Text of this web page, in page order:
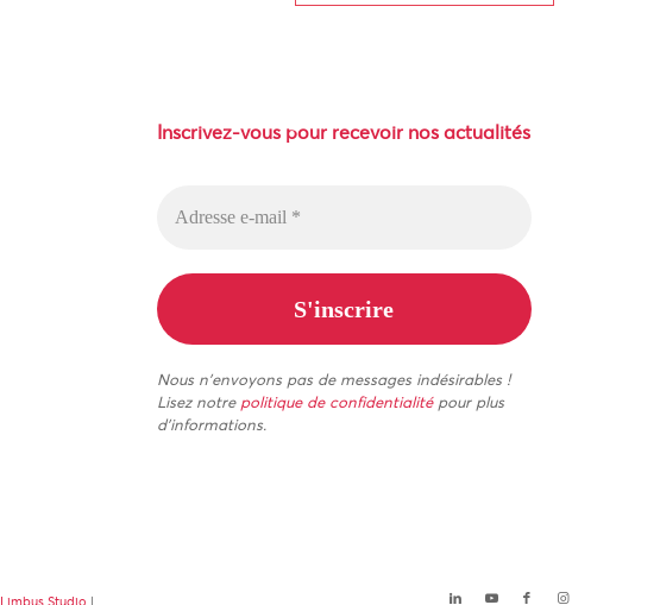
Inscrivez-vous pour recevoir nos actualités
Nous n’envoyons pas de messages indésirables !
Lisez notre politique de confidentialitépour plus
d’informations.
Limbus Studio |